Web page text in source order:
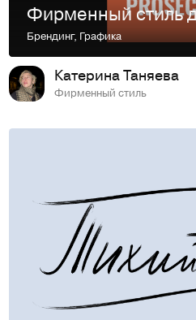
Брендинг, Графика
Катерина Таняева
Фирменный стиль